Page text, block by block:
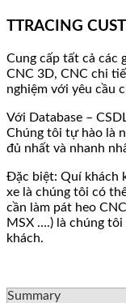
TTRACING
Cung cấp tất cả các
CNC 3D, CNC chi
nghiệm với yêu cầu
Với Database –
Chúng tôi tự hào là
đủ nhất và nhanh
Đặc biệt: Quí khách
xe là chúng tôi có
cần làm pát heo
MSX ….) là chúng
khách.
Summary